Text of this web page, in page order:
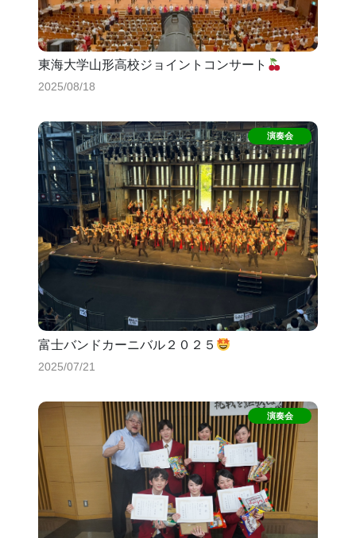
東海大学山形高校ジョイントコンサート
2025/08/18
富士バンドカーニバル２０２５
2025/07/21